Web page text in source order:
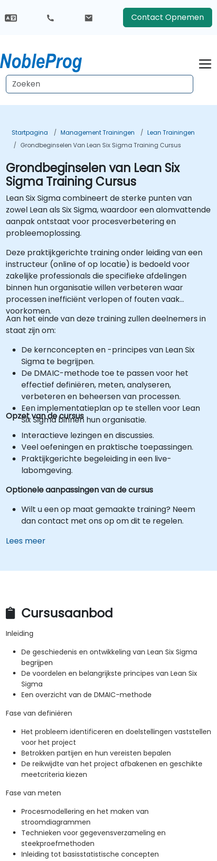
Contact Opnemen
Startpagina Management Trainingen
Lean Trainingen
Grondbeginselen Van Lean Six Sigma Training Cursus
Grondbeginselen van Lean Six
Sigma Training Cursus
Lean Six Sigma combineert de sterke punten van
zowel Lean als Six Sigma, waardoor een alomvattende
aanpak ontstaat voor procesverbetering en
probleemoplossing.
Deze praktijkgerichte training onder leiding van een
instructeur (online of op locatie) is bedoeld voor
zakelijke professionals die specifieke afdelingen
binnen hun organisatie willen verbeteren waar
processen inefficiënt verlopen of fouten vaak
voorkomen.
Aan het einde van deze training zullen deelnemers in
staat zijn om:
De kernconcepten en -principes van Lean Six
Sigma te begrijpen.
De DMAIC-methode toe te passen voor het
effectief definiëren, meten, analyseren,
verbeteren en beheersen van processen.
Een implementatieplan op te stellen voor Lean
Six Sigma binnen hun organisatie.
Opzet van de cursus
Interactieve lezingen en discussies.
Veel oefeningen en praktische toepassingen.
Praktijkgerichte begeleiding in een live-
labomgeving.
Optionele aanpassingen van de cursus
Wilt u een op maat gemaakte training? Neem
dan contact met ons op om dit te regelen.
Lees meer
Cursusaanbod
Inleiding
De geschiedenis en ontwikkeling van Lean Six Sigma
begrijpen
De voordelen en belangrijkste principes van Lean Six
Sigma
Een overzicht van de DMAIC-methode
Fase van definiëren
Het probleem identificeren en doelstellingen vaststellen
voor het project
Betrokken partijen en hun vereisten bepalen
De reikwijdte van het project afbakenen en geschikte
meetcriteria kiezen
Fase van meten
Procesmodellering en het maken van
stroomdiagrammen
Technieken voor gegevensverzameling en
steekproefmethoden
Inleiding tot basisstatistische concepten